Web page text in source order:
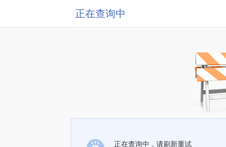
正在查询中
正在查询中，请刷新重试